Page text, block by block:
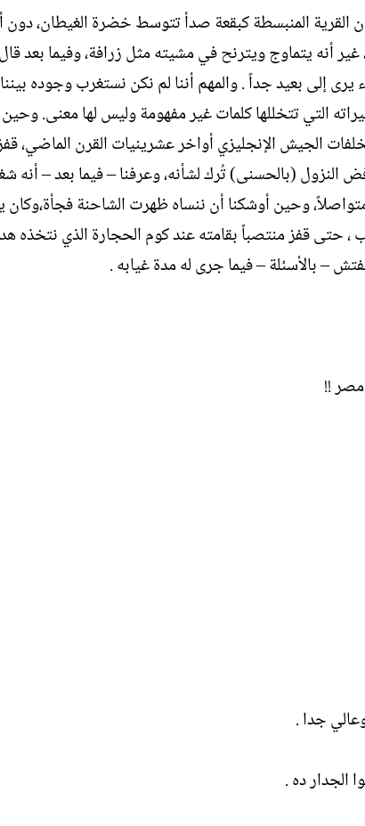
ب
ل
إ
ا
ء
القرية المنبسطة كبقعة صدأ تتوسط خضرة الغيطان،
أنه يتماوج ويترنح في مشيته مثل زرافة، وفيما بعد قال
إلى بعيد جداً . والمهم أننا لم نكن نستغرب وجوده
التي تتخللها كلمات غير مفهومة وليس لها معنى.
الجيش الإنجليزي أواخر عشرينيات القرن الماضي،
النزول (بالحسنى) تُرك لشأنه، وعرفنا – فيما بعد – أنه
وحين أوشكنا أن ننساه ظهرت الشاحنة فجأة،وكان
حتى قفز منتصباً بقامته عند كوم الحجارة الذي نتخذه
– بالأسئلة – فيما جرى له مدة غيابه .
مصر !!
جدا .
الجدار ده .